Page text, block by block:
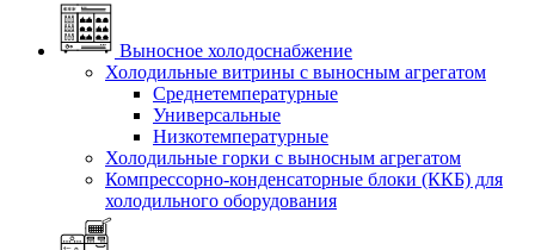
Выносное холодоснабжение
Холодильные витрины с выносным агрегатом
Среднетемпературные
Универсальные
Низкотемпературные
Холодильные горки с выносным агрегатом
Компрессорно-конденсаторные блоки (ККБ) для
холодильного оборудования